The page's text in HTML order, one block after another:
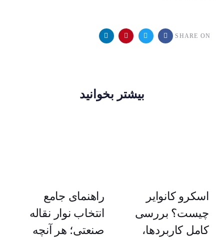
SHARE ON
بیشتر بخوانید
اسکرو کانوایر
چیست؟ بررسی
کامل کاربردها،
راهنمای جامع
انتخاب نوار نقاله
صنعتی؛ هر آنچه